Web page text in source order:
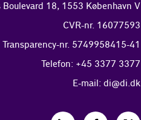
Boulevard 18, 1553 København V
CVR-nr. 16077593
Transparency-nr. 5749958415-41
Telefon: +45 3377 3377
E-mail: di@di.dk